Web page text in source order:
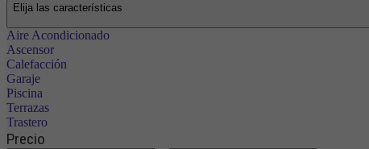
Elija las características
Aire Acondicionado
Ascensor
Calefacción
Garaje
Piscina
Terrazas
Trastero
Precio